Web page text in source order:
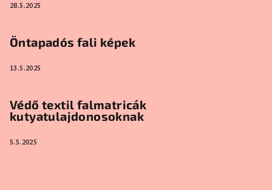
28.5.2025
Öntapadós fali képek
13.5.2025
Védő textil falmatricák
kutyatulajdonosoknak
5.5.2025